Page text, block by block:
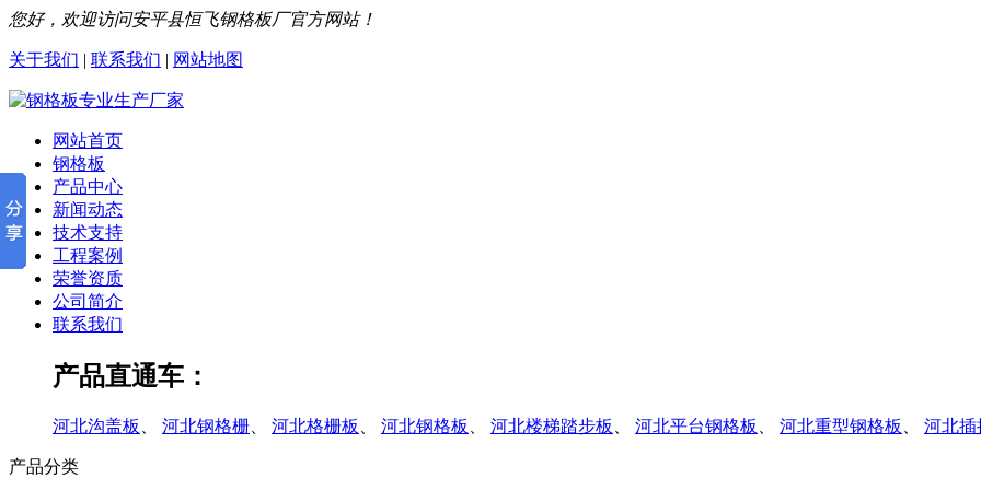
您好，欢迎访问安平县恒飞钢格板厂官方网站！
关于我们 | 联系我们 | 网站地图
网站首页
钢格板
产品中心
新闻动态
技术支持
工程案例
荣誉资质
公司简介
联系我们
产品直通车：
河北沟盖板 河北钢格栅 河北格栅板 河北钢格板 河北楼梯踏步板 河北平台钢格板 河北重型钢格板 河北插
产品分类